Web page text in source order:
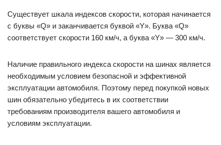
Существует шкала индексов скорости, которая начинается
с буквы «Q» и заканчивается буквой «Y». Буква «Q»
соответствует скорости 160 км/ч, а буква «Y» — 300 км/ч.
Наличие правильного индекса скорости на шинах является
необходимым условием безопасной и эффективной
эксплуатации автомобиля. Поэтому перед покупкой новых
шин обязательно убедитесь в их соответствии
требованиям производителя вашего автомобиля и
условиям эксплуатации.